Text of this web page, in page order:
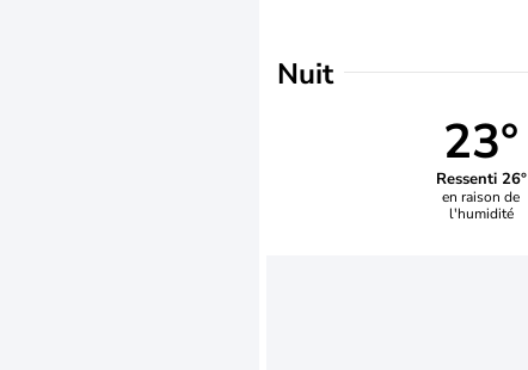
Nuit
23°
Ressenti 26°
en raison de
l'humidité